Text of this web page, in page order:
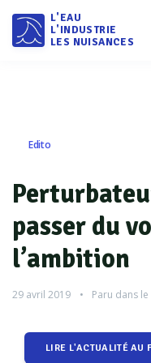
L'EAU
L'INDUSTRIE
LES NUISANCES
Edito
passer du
l’ambition
29 avril 2019 Paru dans le
LIRE L'ACTUALITÉ AU